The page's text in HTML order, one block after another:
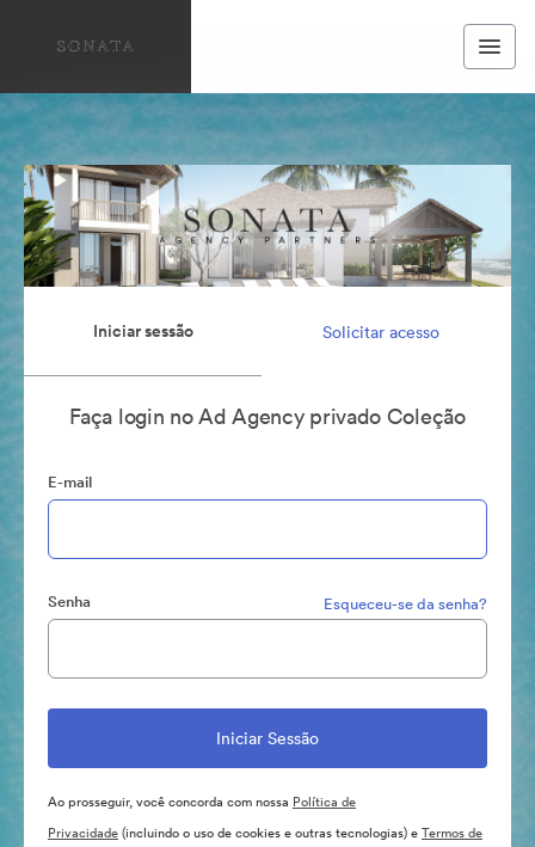
Iniciar sessão Solicitar acesso
Faça login no Ad Agency privado Coleção
E-mail
Senha Esqueceu-se da senha?
Ao prosseguir, você concorda com nossa Política de
Privacidade(incluindo o uso de cookies e outras tecnologias) eTermos de